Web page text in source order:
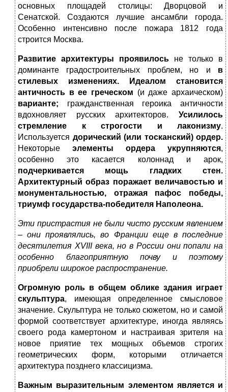
основных площадей столицы: Дворцовой и
Сенатской. Создаются лучшие ансамбли города.
Особенно интенсивно после пожара 1812 года
строится Москва.
Развитие архитектуры проявилось не только в
доминанте градостроительных проблем, но и в
стилевых изменениях.
Идеалом становится
античность в ее греческом (и даже архаическом)
варианте; гражданственная героика античности
вдохновляет русских архитекторов. Усилилось
стремление к строгости и лаконизму.
Используется дорический (или тосканский) ордер.
Некоторые элементы ордера укрупняются,
особенно это касается колоннад и арок,
подчеркивается мощь гладких стен.
Архитектурный образ поражает величавостью и
монументальностью, отражаяпафос победы,
триумф государства-победителя Наполеона.
Эти пристрастия не были чисто русским явлением
– они проявлялись, во Франции еще в последние
десятилетия XVIIIвека, но в России они попали на
особенно благоприятную почву и поэтому
приобрели широкое распространение.
Огромную роль в общем облике здания играет
скульптура, имеющая определенное смысловое
значение. Скульптура не только сюжетом, но и самой
формой соответствует архитектуре, иногда являясь
своего рода камертоном и настраивая зрителя на
новое приятие тех мощных объемов строгих
геометрических форм, которыми отличается
архитектура позднего классицизма.
Важным выразительным элементом является и